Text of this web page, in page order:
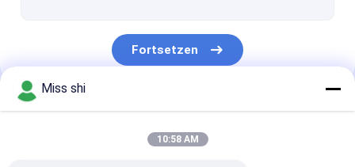
Magnesium-Legierungsbarren
Magnesium-Schweißens-Draht
Legierung des Magnesiums seltene Erd
Fortsetzen
Unsere Kategorien
Miss shi
10:58 AM